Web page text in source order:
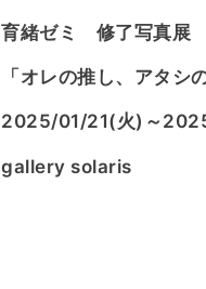
育緒ゼミ 修了写真展
「オレの推し、アタシ
2025/01/21(火)～
gallery solaris